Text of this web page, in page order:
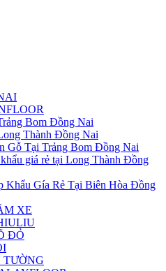
Bom Đồng Nai
Thành Đồng Nai
Gỗ Tại Trảng Bom Đồng Nai
khẩu giá rẻ tại Long Thành Đồng
Khẩu Gía Rẻ Tại Biên Hòa Đồng
XE
ĐỎ
TƯỜNG